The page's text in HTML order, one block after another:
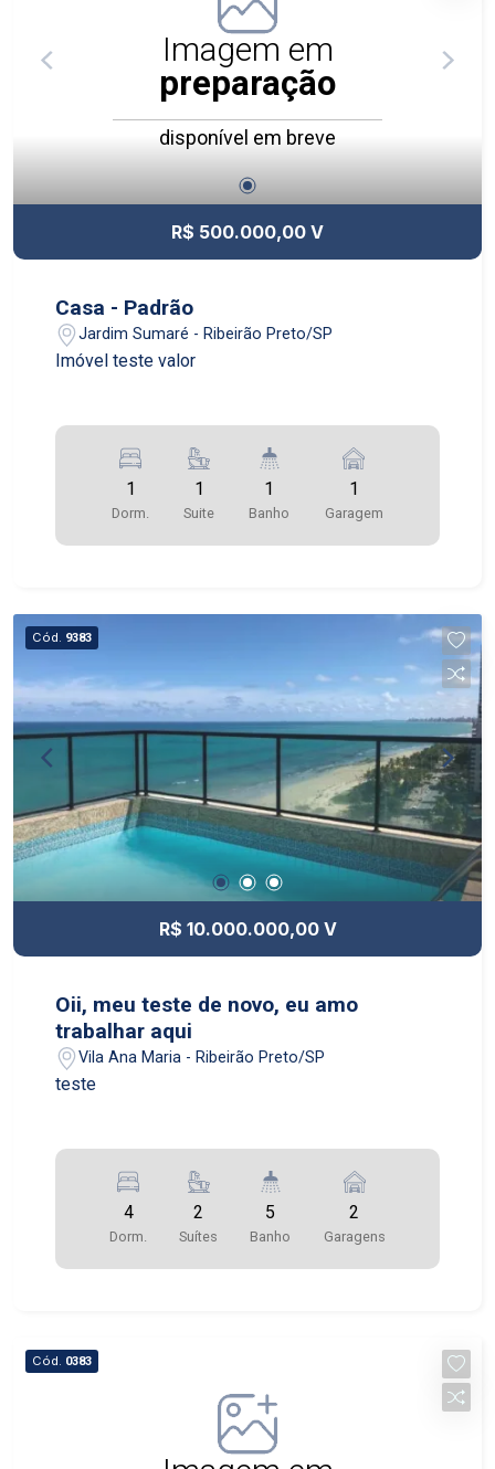
de lazer completo, pensado para todas as
idades, incluindo espaços de convivência, áreas
de recreação, ambientes para relaxamento e
estrutura ideal para momentos de lazer e bem-
segurança 24 horas, garantindo mais proteção e
unir sofisticação, praticidade e segurança em
uma localização estratégica de Ribeirão Preto.
Imagem em
preparação
disponível em breve
R$ 500.000,00 V
Casa - Padrão
Jardim Sumaré - Ribeirão Preto/SP
Imóvel teste valor
1
Dorm.
1
Suite
1
Banho
1
Garagem
Cód. 9383
R$ 10.000.000,00 V
Oii, meu teste de novo, eu amo
trabalhar aqui
Vila Ana Maria - Ribeirão Preto/SP
teste
4
Dorm.
2
Suítes
5
Banho
2
Garagens
Cód. 0383